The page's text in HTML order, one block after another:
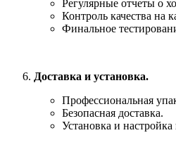
Регулярные отчеты о
Контроль качества на
Финальное
Доставка и установка.
Профессиональная
Безопасная доставка.
Установка и настройка